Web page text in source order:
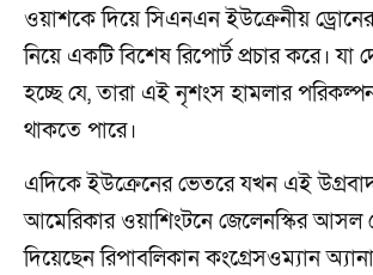
ওয়াশকে দিয়ে সিএনএন ইউক্রেনীয় ড্রোনের
নিয়ে একটি বিশেষ রিপোর্ট প্রচার করে। যা
হচ্ছে যে, তারা এই নৃশংস হামলার
থাকতে পারে।
এদিকে ইউক্রেনের ভেতরে যখন এই
আমেরিকার ওয়াশিংটনে জেলেনস্কির আসল
দিয়েছেন রিপাবলিকান কংগ্রেসওম্যান